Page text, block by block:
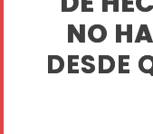
NO
DESDE